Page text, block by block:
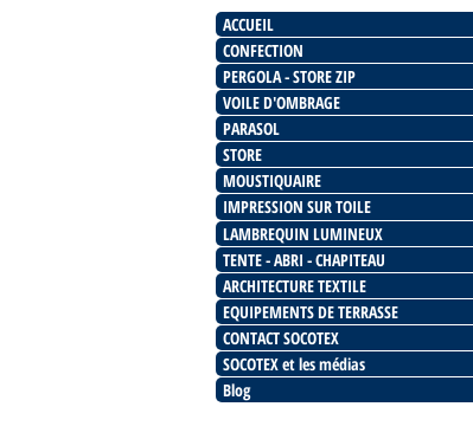
ACCUEIL
CONFECTION
PERGOLA - STORE ZIP
VOILE D'OMBRAGE
PARASOL
STORE
MOUSTIQUAIRE
IMPRESSION SUR TOILE
LAMBREQUIN LUMINEUX
TENTE - ABRI - CHAPITEAU
ARCHITECTURE TEXTILE
EQUIPEMENTS DE TERRASSE
CONTACT SOCOTEX
SOCOTEX et les médias
Blog